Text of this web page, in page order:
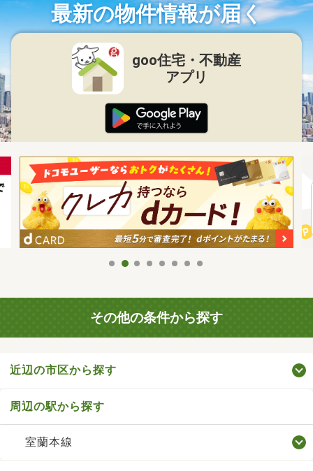
最新の物件情報が届く
goo住宅・不動産
アプリ
その他の条件から探す
近辺の市区から探す
周辺の駅から探す
室蘭本線